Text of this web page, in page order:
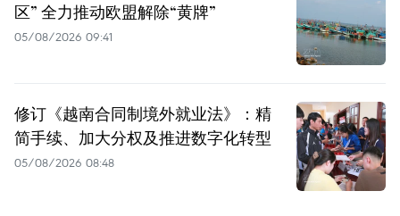
区” 全力推动欧盟解除“黄牌”
05/08/2026 09:41
修订《越南合同制境外就业法》：精
简手续、加大分权及推进数字化转型
05/08/2026 08:48